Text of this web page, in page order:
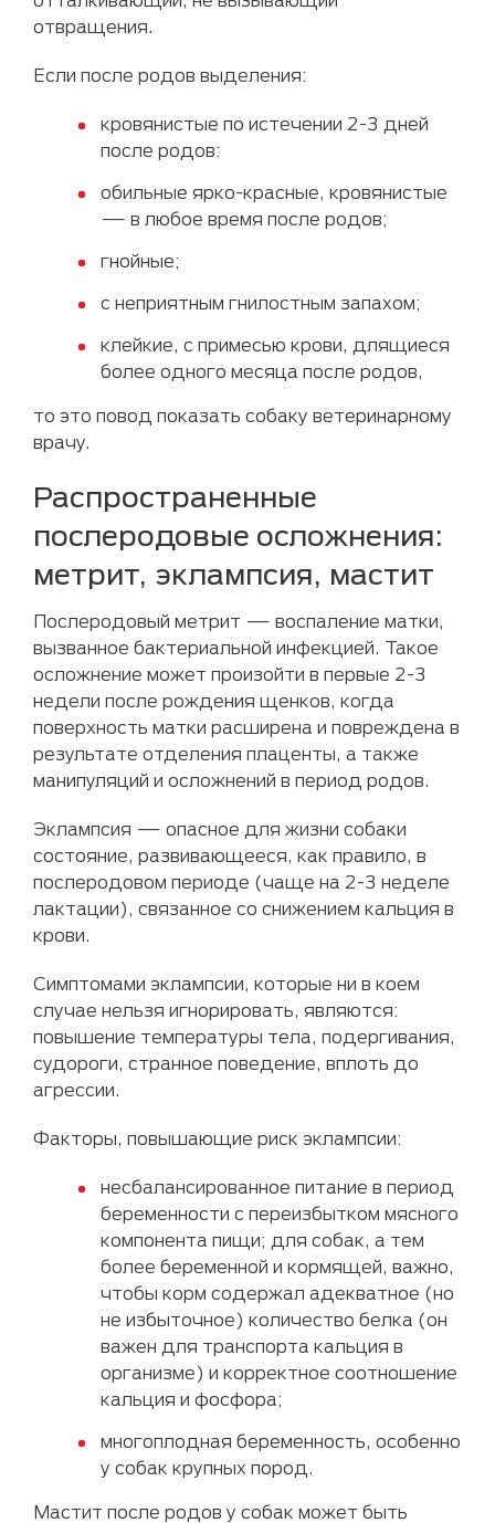
отвращения.
Если после родов выделения:
кровянистые по истечении 2-3 дней
после родов:
обильные ярко-красные, кровянистые
— в любое время после родов;
гнойные;
с неприятным гнилостным запахом;
клейкие, с примесью крови, длящиеся
более одного месяца после родов,
то это повод показать собаку ветеринарному
врачу.
Распространенные
послеродовые осложнения:
метрит, эклампсия, мастит
Послеродовый метрит — воспаление матки,
вызванное бактериальной инфекцией. Такое
осложнение может произойти в первые 2-3
недели после рождения щенков, когда
поверхность матки расширена и повреждена в
результате отделения плаценты, а также
манипуляций и осложнений в период родов.
Эклампсия — опасное для жизни собаки
состояние, развивающееся, как правило, в
послеродовом периоде (чаще на 2-3 неделе
лактации), связанное со снижением кальция в
крови.
Симптомами эклампсии, которые ни в коем
случае нельзя игнорировать, являются:
повышение температуры тела, подергивания,
судороги, странное поведение, вплоть до
агрессии.
Факторы, повышающие риск эклампсии:
несбалансированное питание в период
беременности с переизбытком мясного
компонента пищи; для собак, а тем
более беременной и кормящей, важно,
чтобы корм содержал адекватное (но
не избыточное) количество белка (он
важен для транспорта кальция в
организме) и корректное соотношение
кальция и фосфора;
многоплодная беременность, особенно
у собак крупных пород.
Мастит после родов у собак может быть